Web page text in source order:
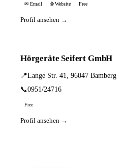
✉ Email 🌐 Website Free
Profil ansehen →
Hörgeräte Seifert GmbH
📍Lange Str. 41, 96047 Bamberg
📞0951/24716
Free
Profil ansehen →